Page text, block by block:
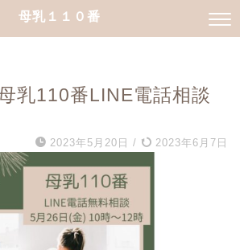
母乳１１０番
乳110番LINE電話相談
2023年5月20日 / 2023年6月7日